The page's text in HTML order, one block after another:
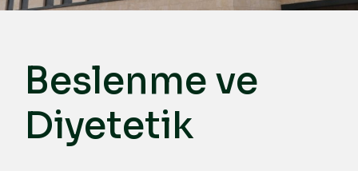
Italiano
Beslenme ve
Diyetetik